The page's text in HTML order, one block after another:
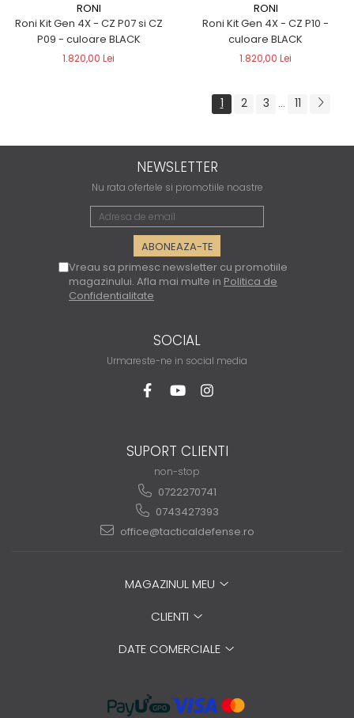
RONI
Roni Kit Gen 4X - CZ P07 si CZ
P09 - culoare BLACK
1.820,00 Lei
RONI
Roni Kit Gen 4X - CZ P10 -
culoare BLACK
1.820,00 Lei
1 2 3 ... 11
NEWSLETTER
Nu rata ofertele si promotiile noastre
Vreau sa primesc newsletter cu promotiile
magazinului. Afla mai multe in Politica de
Confidentialitate
SOCIAL
Urmareste-ne in social media
SUPORT CLIENTI
non-stop
0722270741
0743427393
office@tacticaldefense.ro
MAGAZINUL MEU
CLIENTI
DATE COMERCIALE